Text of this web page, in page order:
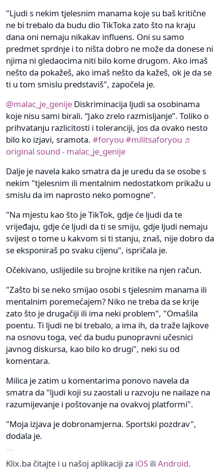
"Ljudi s nekim tjelesnim manama koje su baš kritične
ne bi trebalo da budu dio TikToka zato što na kraju
dana oni nemaju nikakav influens. Oni su samo
predmet sprdnje i to ništa dobro ne može da donese ni
njima ni gledaocima niti bilo kome drugom. Ako imaš
nešto da pokažeš, ako imaš nešto da kažeš, ok je da se
ti u tom smislu predstaviš", započela je.
@malac_je_genije Diskriminacija ljudi sa osobinama
koje nisu sami birali. “Jako zrelo razmisljanje”. Toliko o
prihvatanju razlicitosti i toleranciji, jos da ovako nesto
bilo ko izjavi, sramota. #foryou #militsaforyou ♬
original sound - malac_je_genije
Dalje je navela kako smatra da je uredu da se osobe s
nekim "tjelesnim ili mentalnim nedostatkom prikažu u
smislu da im naprosto neko pomogne".
"Na mjestu kao što je TikTok, gdje će ljudi da te
vrijeđaju, gdje će ljudi da ti se smiju, gdje ljudi nemaju
svijest o tome u kakvom si ti stanju, znaš, nije dobro da
se eksponiraš po svaku cijenu", ispričala je.
Očekivano, uslijedile su brojne kritike na njen račun.
"Zašto bi se neko smijao osobi s tjelesnim manama ili
mentalnim poremećajem? Niko ne treba da se krije
zato što je drugačiji ili ima neki problem", "Omašila
poentu. Ti ljudi ne bi trebalo, a ima ih, da traže lajkove
na osnovu toga, već da budu punopravni učesnici
javnog diskursa, kao bilo ko drugi", neki su od
komentara.
Milica je zatim u komentarima ponovo navela da
smatra da "ljudi koji su zaostali u razvoju ne nailaze na
razumijevanje i poštovanje na ovakvoj platformi".
"Moja izjava je dobronamjerna. Sportski pozdrav",
dodala je.
Klix.ba čitajte i u našoj aplikaciji za iOS ili Android.